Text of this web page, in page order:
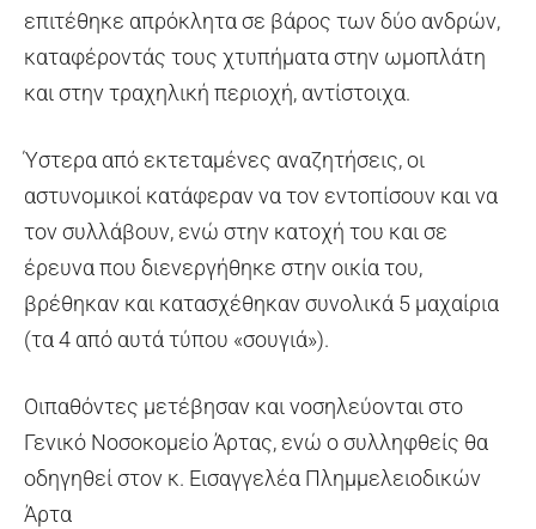
επιτέθηκε απρόκλητα σε βάρος των δύο ανδρών,
καταφέροντάς τους χτυπήματα στην ωμοπλάτη
και στην τραχηλική περιοχή, αντίστοιχα.
Ύστερα από εκτεταμένες αναζητήσεις, οι
αστυνομικοί κατάφεραν να τον εντοπίσουν και να
τον συλλάβουν, ενώ στην κατοχή του και σε
έρευνα που διενεργήθηκε στην οικία του,
βρέθηκαν και κατασχέθηκαν συνολικά 5 μαχαίρια
(τα 4 από αυτά τύπου «σουγιά»).
Οιπαθόντες μετέβησαν και νοσηλεύονται στο
Γενικό Νοσοκομείο Άρτας, ενώ ο συλληφθείς θα
οδηγηθεί στον κ. Εισαγγελέα Πλημμελειοδικών
Άρτα